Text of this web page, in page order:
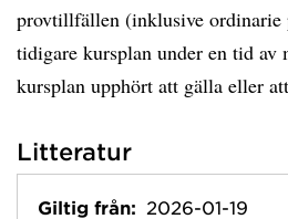
provtillfällen (inklusive
tidigare kursplan under en tid av
kursplan upphört att gälla eller
Litteratur
Giltig från: 2026-01-19